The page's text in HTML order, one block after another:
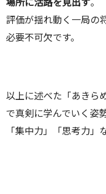
場所に活路を見出す。
評価が揺れ動く一局の
必要不可欠です。
以上に述べた「あきら
で真剣に学んでいく姿
「集中力」「思考力」